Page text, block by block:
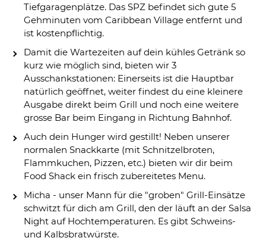
Tiefgaragenplätze. Das SPZ befindet sich gute 5
Gehminuten vom Caribbean Village entfernt und
ist kostenpflichtig.
Damit die Wartezeiten auf dein kühles Getränk so
kurz wie möglich sind, bieten wir 3
Ausschankstationen: Einerseits ist die Hauptbar
natürlich geöffnet, weiter findest du eine kleinere
Ausgabe direkt beim Grill und noch eine weitere
grosse Bar beim Eingang in Richtung Bahnhof.
Auch dein Hunger wird gestillt! Neben unserer
normalen Snackkarte (mit Schnitzelbroten,
Flammkuchen, Pizzen, etc.) bieten wir dir beim
Food Shack ein frisch zubereitetes Menu.
Micha - unser Mann für die "groben" Grill-Einsätze
schwitzt für dich am Grill, den der läuft an der Salsa
Night auf Hochtemperaturen. Es gibt Schweins-
und Kalbsbratwürste.